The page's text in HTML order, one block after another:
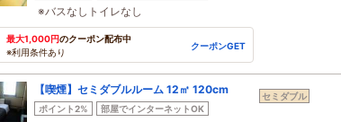
※バスなしトイレなし
最大1,000円のクーポン配布中
※利用条件あり
クーポンGET
【喫煙】セミダブルルーム 12㎡ 120cm
ポイント2% 部屋でインターネットOK
セミダブル